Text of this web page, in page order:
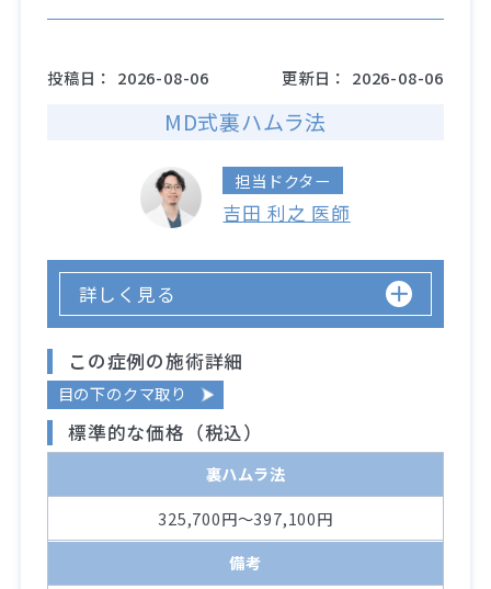
投稿日： 2026-08-06 更新日： 2026-08-06
MD式裏ハムラ法
担当ドクター
吉田 利之 医師
詳しく見る
この症例の施術詳細
目の下のクマ取り
標準的な価格（税込）
裏ハムラ法
325,700円～397,100円
備考